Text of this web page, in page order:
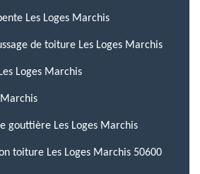
Les Loges Marchis
de toiture Les Loges Marchis
Loges Marchis
gouttière Les Loges Marchis
toiture Les Loges Marchis 50600